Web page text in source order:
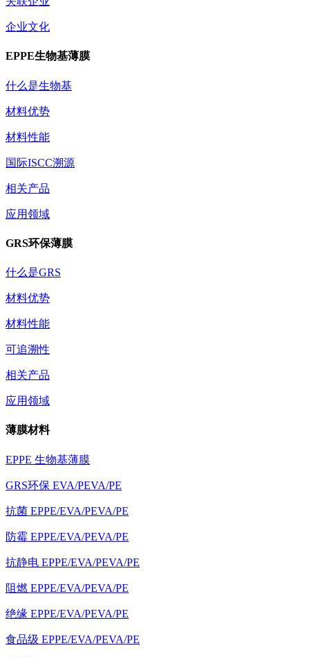
企业文化
EPPE生物基薄膜
什么是生物基
材料优势
材料性能
国际ISCC溯源
相关产品
应用领域
GRS环保薄膜
什么是GRS
材料优势
材料性能
可追溯性
相关产品
应用领域
薄膜材料
EPPE 生物基薄膜
GRS环保 EVA/PEVA/PE
抗菌 EPPE/EVA/PEVA/PE
防霉 EPPE/EVA/PEVA/PE
抗静电 EPPE/EVA/PEVA/PE
阻燃 EPPE/EVA/PEVA/PE
绝缘 EPPE/EVA/PEVA/PE
食品级 EPPE/EVA/PEVA/PE